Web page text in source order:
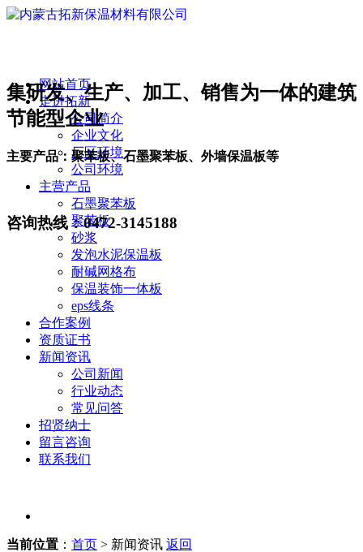
集研发、生产、加工、销售为一体的建筑
节能型企业
主要产品：聚苯板、石墨聚苯板、外墙保温板等
咨询热线：0472-3145188
网站首页
走进拓新
公司简介
企业文化
厂区环境
公司环境
主营产品
石墨聚苯板
聚苯板
砂浆
发泡水泥保温板
耐碱网格布
保温装饰一体板
eps线条
合作案例
资质证书
新闻资讯
公司新闻
行业动态
常见问答
招贤纳士
留言咨询
联系我们
当前位置 ： 首页 > 新闻资讯 返回